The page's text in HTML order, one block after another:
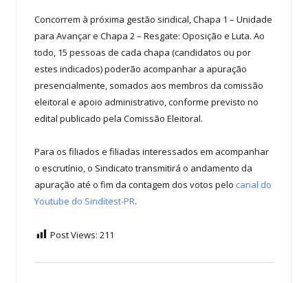
Concorrem à próxima gestão sindical, Chapa 1 – Unidade
para Avançar e Chapa 2 – Resgate: Oposição e Luta. Ao
todo, 15 pessoas de cada chapa (candidatos ou por
estes indicados) poderão acompanhar a apuração
presencialmente, somados aos membros da comissão
eleitoral e apoio administrativo, conforme previsto no
edital publicado pela Comissão Eleitoral.
Para os filiados e filiadas interessados em acompanhar
o escrutínio, o Sindicato transmitirá o andamento da
apuração até o fim da contagem dos votos pelo canal do
Youtube do Sinditest-PR.
Post Views: 211